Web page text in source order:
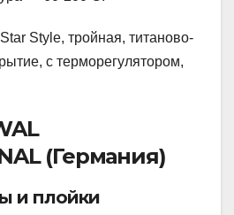
Style, тройная, титаново-
с терморегулятором,
(Германия)
и плойки